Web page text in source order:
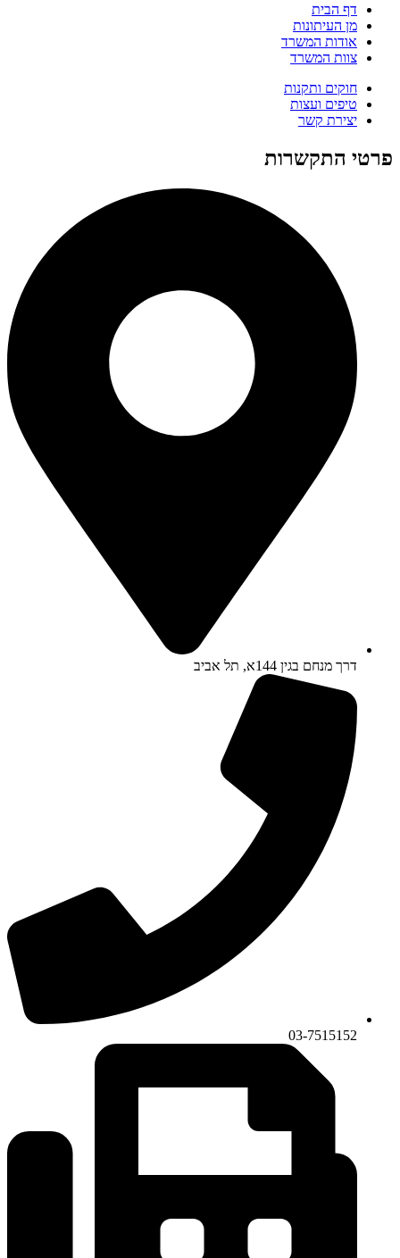
דף הבית
מן העיתונות
אודות המשרד
צוות המשרד
חוקים ותקנות
טיפים ועצות
יצירת קשר
פרטי התקשרות
דרך מנחם בגין 144א, תל אביב
03-7515152